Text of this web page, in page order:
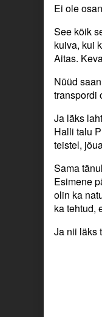
Ei ole
See kõik
kuiva, kui
Aitas.
Nüüd
transpordi
Ja läks
Halli talu
teistel,
Sama
Esimene
olin ka
ka tehtud,
Ja nii läks